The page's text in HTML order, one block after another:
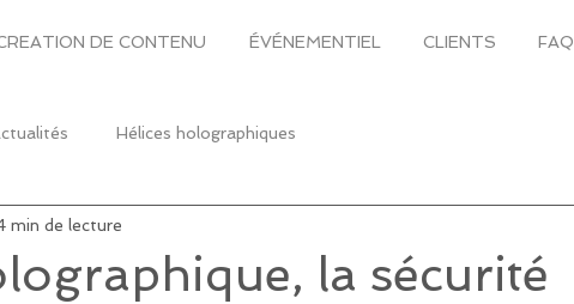
DE CONTENU ÉVÉNEMENTIEL CLIENTS FAQ
Hélices holographiques
la sécurité
min de lecture